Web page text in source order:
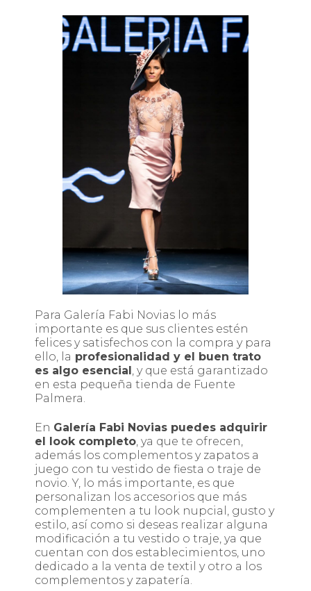
Para Galería Fabi Novias lo más
importante es que sus clientes estén
felices y satisfechos con la compra y para
ello, la profesionalidad y el buen trato
es algo esencial , y que está garantizado
en esta pequeña tienda de Fuente
Palmera.
En Galería Fabi Novias puedes adquirir
el look completo , ya que te ofrecen,
además los complementos y zapatos a
juego con tu vestido de fiesta o traje de
novio. Y, lo más importante, es que
personalizan los accesorios que más
complementen a tu look nupcial, gusto y
estilo, así como si deseas realizar alguna
modificación a tu vestido o traje, ya que
cuentan con dos establecimientos, uno
dedicado a la venta de textil y otro a los
complementos y zapatería.